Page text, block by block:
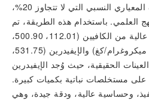
120%، مع نسبة الانحراف المعياري النسبي التي لا تتجاوز 20%،
العلمي. باستخدام هذه الطريقة، تم
الكشف عن محتويات عالية من الكافيين (112.01، 500.90،
242.95، 168.12، 416.77 ميكروغرام/كغ) والإيفيدرين (531.75،
العينات الحقيقية، حيث وُجد الإيفيدرين
مستخلصات نباتية بكميات كبيرة.
وحساسية عالية، ودقة جيدة، وهي